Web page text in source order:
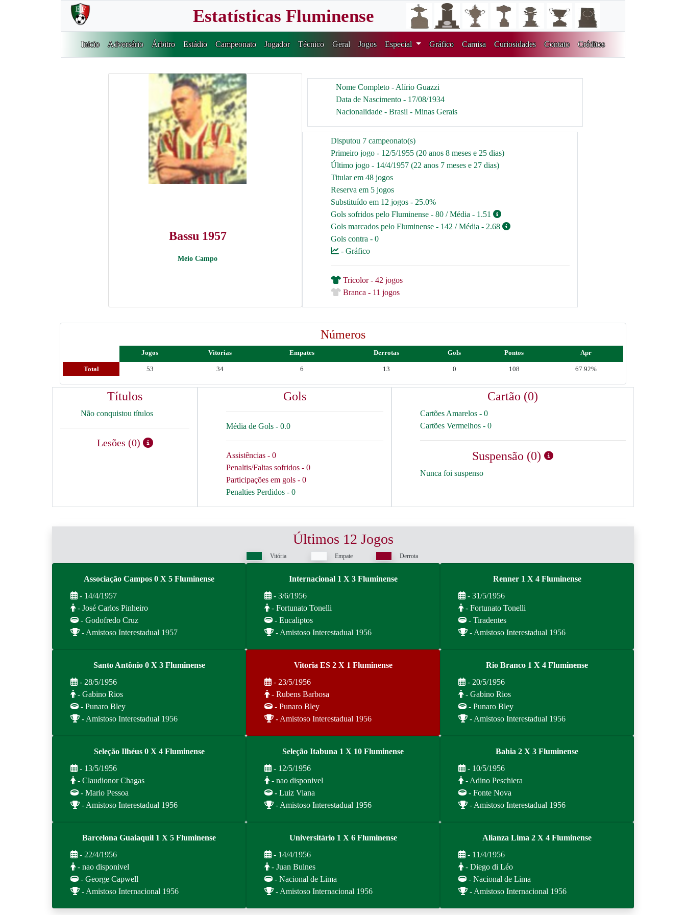
Estatísticas Fluminense
Inicio Adversário Árbitro Estádio Campeonato Jogador Técnico Geral Jogos Especial Gráfico Camisa Curiosidades Contato Créditos
Bassu 1957
Meio Campo
Nome Completo - Alírio Guazzi
Data de Nascimento - 17/08/1934
Nacionalidade - Brasil - Minas Gerais
Disputou 7 campeonato(s)
Primeiro jogo - 12/5/1955 (20 anos 8 meses e 25 dias)
Último jogo - 14/4/1957 (22 anos 7 meses e 27 dias)
Titular em 48 jogos
Reserva em 5 jogos
Substituído em 12 jogos - 25.0%
Gols sofridos pelo Fluminense - 80 / Média - 1.51
Gols marcados pelo Fluminense - 142 / Média - 2.68
Gols contra - 0
- Gráfico
Tricolor - 42 jogos
Branca - 11 jogos
Números
Jogos Vitorias Empates Derrotas Gols Pontos Apr
Total 53 34 6 13 0 108 67.92%
Títulos
Não conquistou títulos
Lesões (0)
Gols
Média de Gols - 0.0
Assistências - 0
Penaltis/Faltas sofridos - 0
Participações em gols - 0
Penalties Perdidos - 0
Cartão (0)
Cartões Amarelos - 0
Cartões Vermelhos - 0
Suspensão (0)
Nunca foi suspenso
Últimos 12 Jogos
Vitória Empate Derrota
Associação Campos 0 X 5 Fluminense
- 14/4/1957
- José Carlos Pinheiro
- Godofredo Cruz
- Amistoso Interestadual 1957
Internacional 1 X 3 Fluminense
- 3/6/1956
- Fortunato Tonelli
- Eucaliptos
- Amistoso Interestadual 1956
Renner 1 X 4 Fluminense
- 31/5/1956
- Fortunato Tonelli
- Tiradentes
- Amistoso Interestadual 1956
Santo Antônio 0 X 3 Fluminense
- 28/5/1956
- Gabino Rios
- Punaro Bley
- Amistoso Interestadual 1956
Vitoria ES 2 X 1 Fluminense
- 23/5/1956
- Rubens Barbosa
- Punaro Bley
- Amistoso Interestadual 1956
Rio Branco 1 X 4 Fluminense
- 20/5/1956
- Gabino Rios
- Punaro Bley
- Amistoso Interestadual 1956
Seleção Ilhéus 0 X 4 Fluminense
- 13/5/1956
- Claudionor Chagas
- Mario Pessoa
- Amistoso Interestadual 1956
Seleção Itabuna 1 X 10 Fluminense
- 12/5/1956
- nao disponivel
- Luiz Viana
- Amistoso Interestadual 1956
Bahia 2 X 3 Fluminense
- 10/5/1956
- Adino Peschiera
- Fonte Nova
- Amistoso Interestadual 1956
Barcelona Guaiaquil 1 X 5 Fluminense
- 22/4/1956
- nao disponivel
- George Capwell
- Amistoso Internacional 1956
Universitário 1 X 6 Fluminense
- 14/4/1956
- Juan Bulnes
- Nacional de Lima
- Amistoso Internacional 1956
Alianza Lima 2 X 4 Fluminense
- 11/4/1956
- Diego di Léo
- Nacional de Lima
- Amistoso Internacional 1956